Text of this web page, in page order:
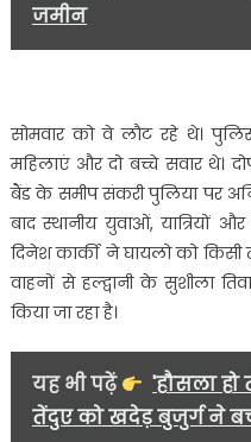
जमीन
सोमवार को वे लौट रहे थे।
महिलाएं और दो बच्चे सवार थे।
बैंड के समीप संकरी पुलिया पर
बाद स्थानीय युवाओं, यात्रियों
दिनेश कार्की ने घायलो को
वाहनों से हल्द्वानी के सुशीला
किया जा रहा है।
यह भी पढ़ें
'हौसला हो
तेंदुए को खदेड़ बुजुर्ग ने